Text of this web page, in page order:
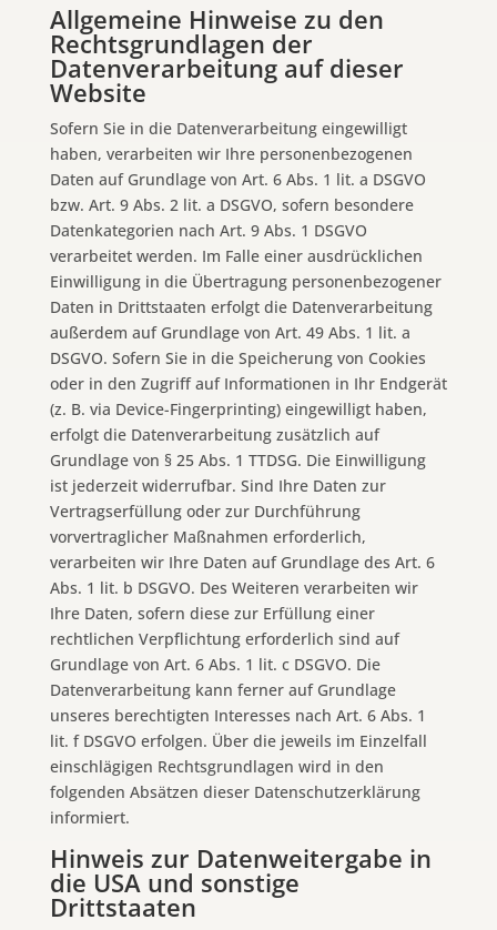
Allgemeine Hinweise zu den
Rechtsgrundlagen der
Datenverarbeitung auf dieser
Website
Sofern Sie in die Datenverarbeitung eingewilligt
haben, verarbeiten wir Ihre personenbezogenen
Daten auf Grundlage von Art. 6 Abs. 1 lit. a DSGVO
bzw. Art. 9 Abs. 2 lit. a DSGVO, sofern besondere
Datenkategorien nach Art. 9 Abs. 1 DSGVO
verarbeitet werden. Im Falle einer ausdrücklichen
Einwilligung in die Übertragung personenbezogener
Daten in Drittstaaten erfolgt die Datenverarbeitung
außerdem auf Grundlage von Art. 49 Abs. 1 lit. a
DSGVO. Sofern Sie in die Speicherung von Cookies
oder in den Zugriff auf Informationen in Ihr Endgerät
(z. B. via Device-Fingerprinting) eingewilligt haben,
erfolgt die Datenverarbeitung zusätzlich auf
Grundlage von § 25 Abs. 1 TTDSG. Die Einwilligung
ist jederzeit widerrufbar. Sind Ihre Daten zur
Vertragserfüllung oder zur Durchführung
vorvertraglicher Maßnahmen erforderlich,
verarbeiten wir Ihre Daten auf Grundlage des Art. 6
Abs. 1 lit. b DSGVO. Des Weiteren verarbeiten wir
Ihre Daten, sofern diese zur Erfüllung einer
rechtlichen Verpflichtung erforderlich sind auf
Grundlage von Art. 6 Abs. 1 lit. c DSGVO. Die
Datenverarbeitung kann ferner auf Grundlage
unseres berechtigten Interesses nach Art. 6 Abs. 1
lit. f DSGVO erfolgen. Über die jeweils im Einzelfall
einschlägigen Rechtsgrundlagen wird in den
folgenden Absätzen dieser Datenschutzerklärung
informiert.
Hinweis zur Datenweitergabe in
die USA und sonstige
Drittstaaten